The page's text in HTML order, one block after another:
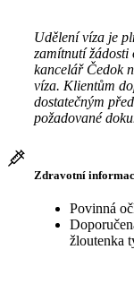
Udělení víza je
zamítnutí žádosti
kancelář Čedok
víza. Klientům
dostatečným
požadované
Zdravotní
Povinná
žloutenka